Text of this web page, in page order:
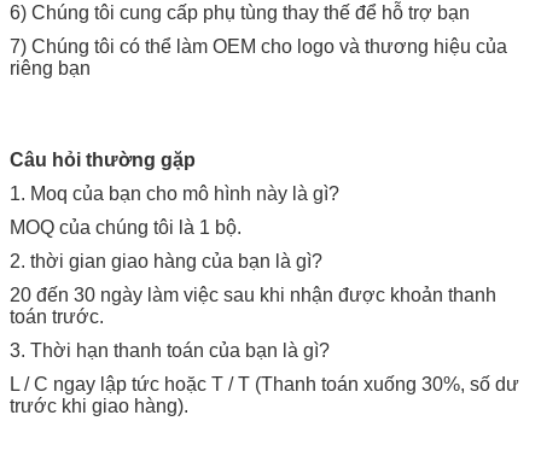
6) Chúng tôi cung cấp phụ tùng thay thế để hỗ trợ bạn
7) Chúng tôi có thể làm OEM cho logo và thương hiệu của
riêng bạn
Câu hỏi thường gặp
1. Moq của bạn cho mô hình này là gì?
MOQ của chúng tôi là 1 bộ.
2. thời gian giao hàng của bạn là gì?
20 đến 30 ngày làm việc sau khi nhận được khoản thanh
toán trước.
3. Thời hạn thanh toán của bạn là gì?
L / C ngay lập tức hoặc T / T (Thanh toán xuống 30%, số dư
trước khi giao hàng).